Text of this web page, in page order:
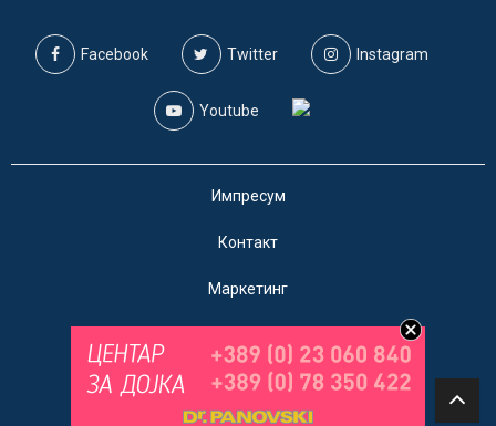
Facebook Twitter Instagram
Youtube
Импресум
Контакт
Маркетинг
@2019 - A1on. Сите права задржани.